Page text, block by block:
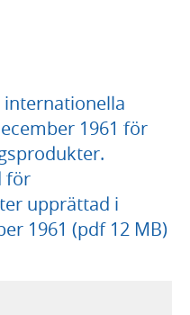
internationella
1961 för
för
upprättad i
1961 (pdf 12 MB)